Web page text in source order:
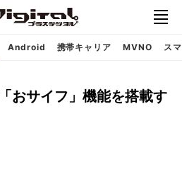
Android 携帯キャリア MVNO ス
おサイフ」機能を搭載す